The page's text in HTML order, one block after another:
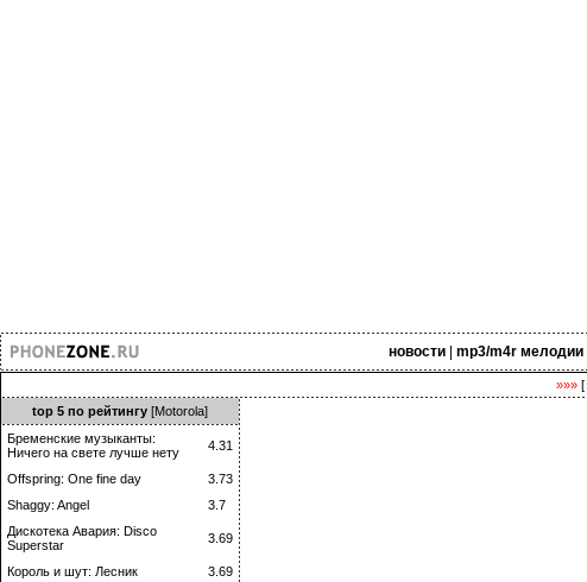
новости| mp3/m4r мелодии|
»»»[
top 5 по рейтингу [Motorola]
Бременские музыканты:
Ничего на свете лучше нету
4.31
Offspring: One fine day
3.73
Shaggy: Angel
3.7
Дискотека Авария: Disco
Superstar
3.69
Король и шут: Лесник
3.69